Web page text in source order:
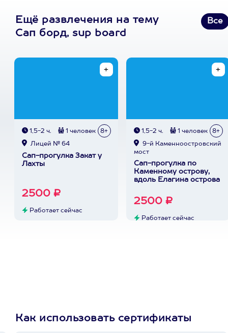
Ещё развлечения на тему
Сап борд, sup board
Все
1,5-2 ч. 1 человек 8+
Лицей № 64
Сап-прогулка Закат у
Лахты
2500 ₽
Работает сейчас
1,5-2 ч. 1 человек 8+
9-й Каменноостровский
мост
Сап-прогулка по
Каменному острову,
вдоль Елагина острова
2500 ₽
Работает сейчас
Как использовать сертификаты